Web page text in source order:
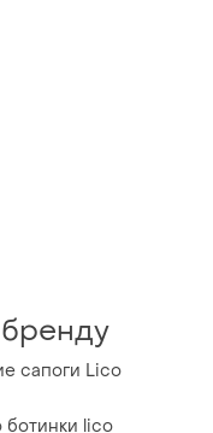
сапоги Lico
ботинки lico